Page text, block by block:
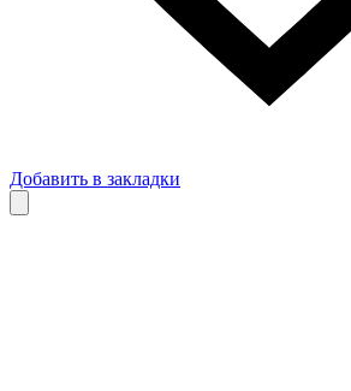
Добавить в закладки